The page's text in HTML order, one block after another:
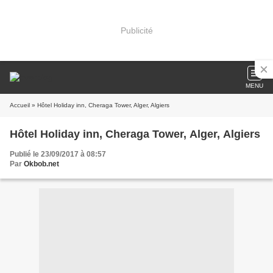
Publicité
MENU
Accueil » Hôtel Holiday inn, Cheraga Tower, Alger, Algiers
Hôtel Holiday inn, Cheraga Tower, Alger, Algiers
Publié le 23/09/2017 à 08:57
Par Okbob.net